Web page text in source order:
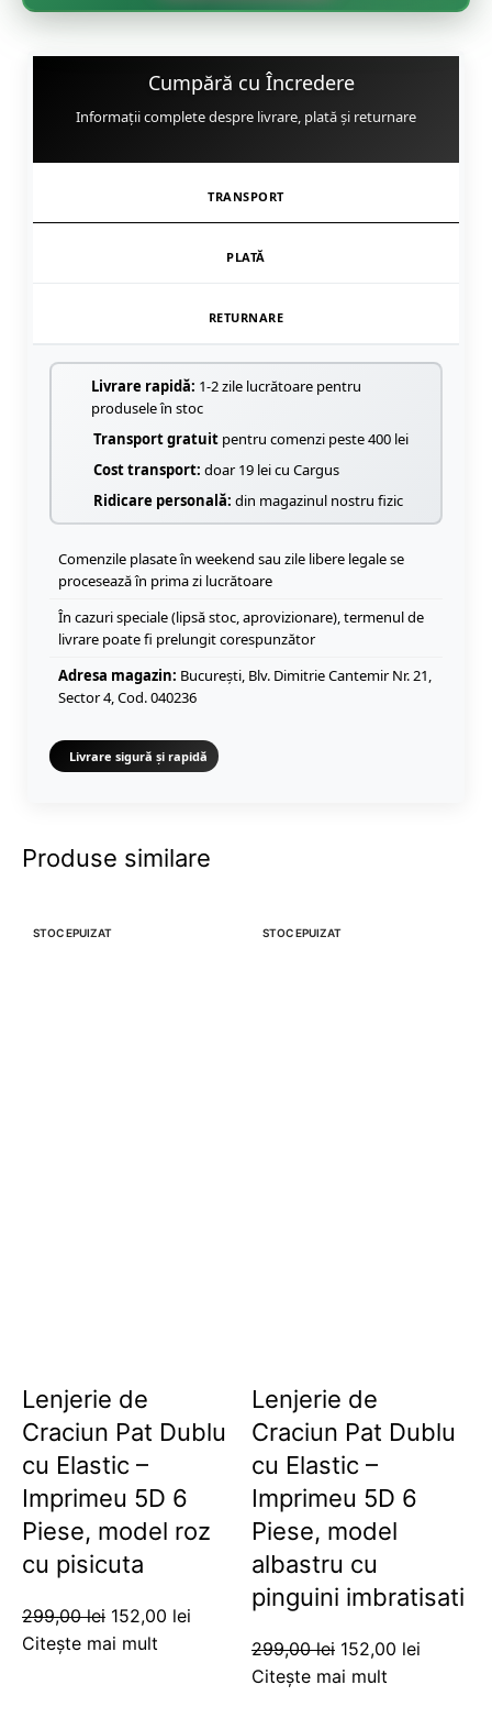
Cumpără cu Încredere
Informații complete despre livrare, plată și returnare
TRANSPORT
PLATĂ
RETURNARE
Livrare rapidă: 1-2 zile lucrătoare pentru
produsele în stoc
Transport gratuit pentru comenzi peste 400 lei
Cost transport: doar 19 lei cu Cargus
Ridicare personală: din magazinul nostru fizic
Comenzile plasate în weekend sau zile libere legale se
procesează în prima zi lucrătoare
În cazuri speciale (lipsă stoc, aprovizionare), termenul de
livrare poate fi prelungit corespunzător
Adresa magazin: București, Blv. Dimitrie Cantemir Nr. 21,
Sector 4, Cod. 040236
Livrare sigură și rapidă
Produse similare
STOC EPUIZAT
Lenjerie de
Craciun Pat Dublu
cu Elastic –
Imprimeu 5D 6
Piese, model roz
cu pisicuta
299,00lei 152,00 lei
Citește mai mult
STOC EPUIZAT
Lenjerie de
Craciun Pat Dublu
cu Elastic –
Imprimeu 5D 6
Piese, model
albastru cu
pinguini imbratisati
299,00lei 152,00 lei
Citește mai mult